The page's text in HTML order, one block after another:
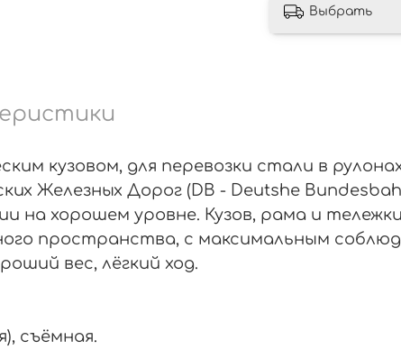
Выбрать
кузовом, для перевозки стали в
Железных Дорог (DB - Deutshe
на хорошем уровне. Кузов, рама и
пространства, с максимальным
вес, лёгкий ход.
съёмная.